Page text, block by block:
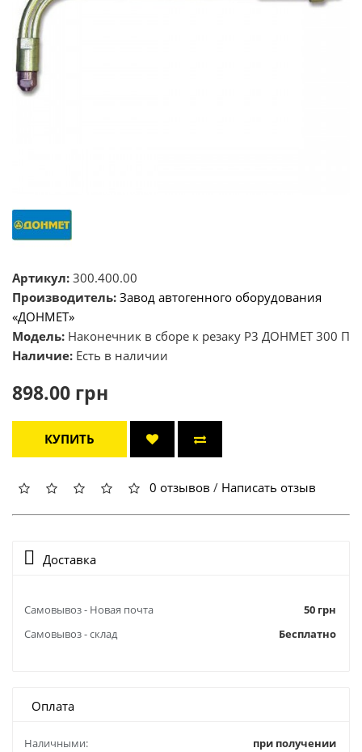
Артикул: 300.400.00
Производитель: Завод автогенного оборудования
«ДОНМЕТ»
Модель: Наконечник в сборе к резаку Р3 ДОНМЕТ 300 П
Наличие: Есть в наличии
898.00 грн
КУПИТЬ
0 отзывов / Написать отзыв
Доставка
Самовывоз - Новая почта
50 грн
Самовывоз - склад
Бесплатно
Оплата
Наличными:
при получении